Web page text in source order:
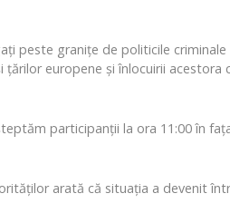
peste granițe de politicile
europene și înlocuirii
participanții la ora 11:00 în
arată că situația a devenit